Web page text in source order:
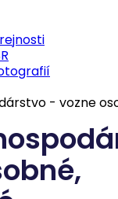
- vozne